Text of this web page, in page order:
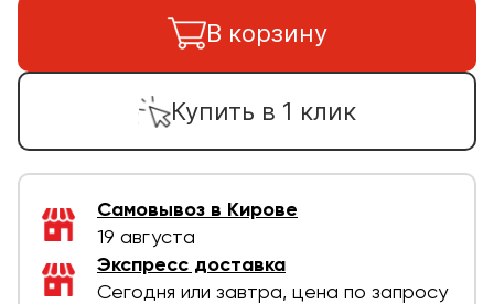
В корзину
Купить в 1 клик
Самовывоз в Кирове
19 августа
Экспресс доставка
Сегодня или завтра, цена по запросу